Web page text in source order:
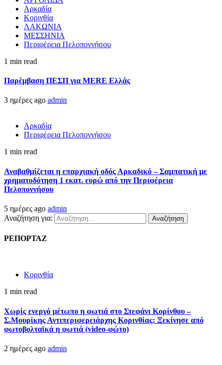
Αρκαδία
Κορινθία
ΛΑΚΩΝΙΑ
ΜΕΣΣΗΝΙΑ
Περιφέρεια Πελοποννήσου
1 min read
Παρέμβαση ΠΕΣΠ για MERE Ελλάς
3 ημέρες ago admin
Αρκαδία
Περιφέρεια Πελοποννήσου
1 min read
Αναβαθμίζεται η επαρχιακή οδός Αρκαδικό – Σαμπατική με
χρηματοδότηση 1 εκατ. ευρώ από την Περιφέρεια
Πελοποννήσου
5 ημέρες ago admin
Αναζήτηση για:
ΡΕΠΟΡΤΑΖ
Κορινθία
1 min read
Χωρίς ενεργό μέτωπο η φωτιά στο Στεφάνι Κορίνθου –
Σ.Μουρίκης Αντιπεριφερειάρχης Κορινθίας: Ξεκίνησε από
φωτοβολταϊκά η φωτιά (video-φώτο)
2 ημέρες ago admin